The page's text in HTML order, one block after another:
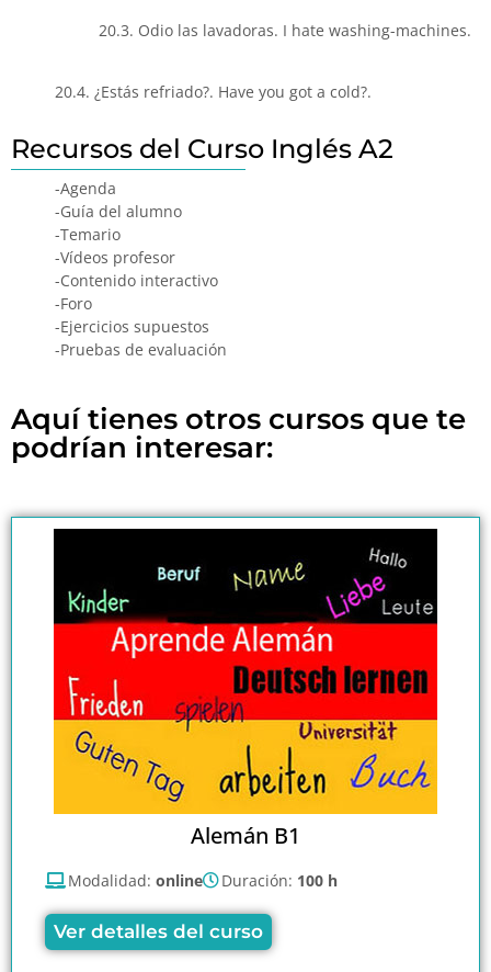
20.3. Odio las lavadoras. I hate washing-machines.
20.4. ¿Estás refriado?. Have you got a cold?.
Recursos del Curso Inglés A2
-Agenda
-Guía del alumno
-Temario
-Vídeos profesor
-Contenido interactivo
-Foro
-Ejercicios supuestos
-Pruebas de evaluación
Aquí tienes otros cursos que te
podrían interesar:
Alemán B1
Modalidad: online Duración: 100 h
Ver detalles del curso